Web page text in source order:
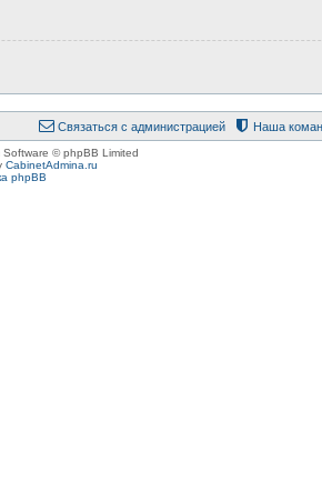
Наша
Связаться с администрацией
Software © phpBB Limited
CabinetAdmina.ru
phpBB